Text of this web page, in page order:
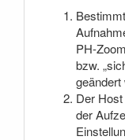
PH-
bzw.
geändert
Der
der